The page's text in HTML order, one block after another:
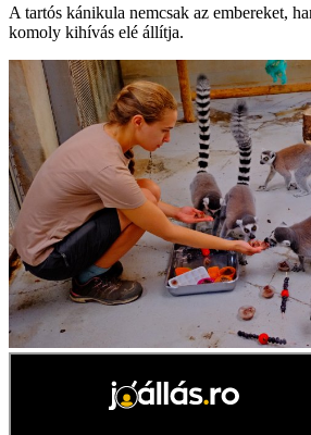
A tartós kánikula nemcsak az embereket,
komoly kihívás elé állítja.